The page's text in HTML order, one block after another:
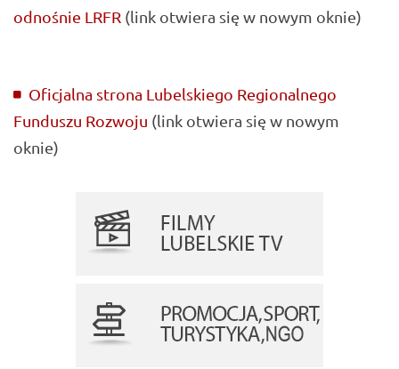
odnośnie LRFR (link otwiera się w nowym oknie)
Oficjalna strona Lubelskiego Regionalnego
Funduszu Rozwoju (link otwiera się w nowym
oknie)